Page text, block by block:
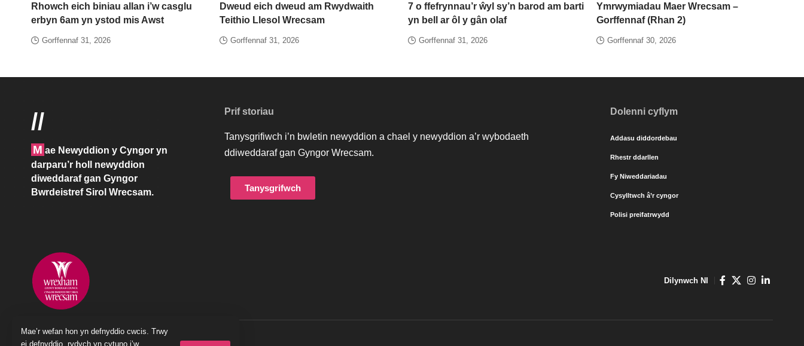
Mae’r wefan hon yn defnyddio cwcis. Trwy
ei defnyddio, rydych yn cytuno i’w
Rhowch eich biniau allan i’w casglu
erbyn 6am yn ystod mis Awst
Gorffennaf 31, 2026
Dweud eich dweud am Rwydwaith
Teithio Llesol Wrecsam
Gorffennaf 31, 2026
7 o ffefrynnau’r ŵyl sy’n barod am barti
yn bell ar ôl y gân olaf
Gorffennaf 31, 2026
Ymrwymiadau Maer Wrecsam –
Gorffennaf (Rhan 2)
Gorffennaf 30, 2026
//
M ae Newyddion y Cyngor yn
darparu’r holl newyddion
diweddaraf gan Gyngor
Bwrdeistref Sirol Wrecsam.
Prif storiau
Tanysgrifiwch i’n bwletin newyddion a chael y newyddion a’r wybodaeth
ddiweddaraf gan Gyngor Wrecsam.
Tanysgrifwch
Dolenni cyflym
Addasu diddordebau
Rhestr ddarllen
Fy Niweddariadau
Cysylltwch â’r cyngor
Polisi preifatrwydd
Dilynwch NI
© 2023 Cyngor Bwrdeistref Sirol Wrecsam